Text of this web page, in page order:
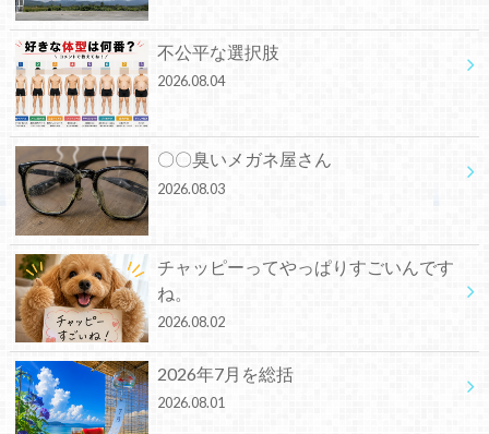
不公平な選択肢
2026.08.04
〇〇臭いメガネ屋さん
2026.08.03
チャッピーってやっぱりすごいんです
ね。
2026.08.02
2026年7月を総括
2026.08.01